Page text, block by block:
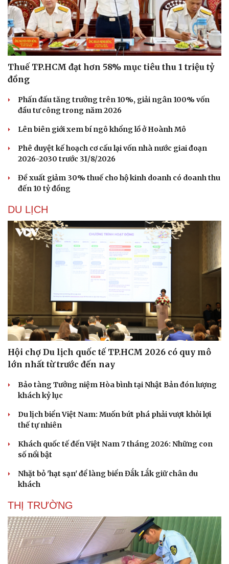
Sức khỏe
Dinh dưỡng - món ngon
Cây thuốc
Sản phụ khoa
Nhi khoa
Nam khoa
Phòng mạch online
Ăn sạch sống khỏe
Đời sống
Blog
Tình yêu - Gia đình
Thuế TP.HCM đạt hơn 58% mục tiêu thu 1 triệu tỷ
đồng
Phấn đấu tăng trưởng trên 10%, giải ngân 100% vốn
đầu tư công trong năm 2026
Lên biên giới xem bí ngô khổng lồ ở Hoành Mô
Phê duyệt kế hoạch cơ cấu lại vốn nhà nước giai đoạn
2026-2030 trước 31/8/2026
Đề xuất giảm 30% thuế cho hộ kinh doanh có doanh thu
đến 10 tỷ đồng
DU LỊCH
Hội chợ Du lịch quốc tế TP.HCM 2026 có quy mô
lớn nhất từ trước đến nay
Bảo tàng Tưởng niệm Hòa bình tại Nhật Bản đón lượng
khách kỷ lục
Du lịch biển Việt Nam: Muốn bứt phá phải vượt khỏi lợi
thế tự nhiên
Khách quốc tế đến Việt Nam 7 tháng 2026: Những con
số nổi bật
Nhặt bỏ 'hạt sạn' để làng biển Đắk Lắk giữ chân du
khách
THỊ TRƯỜNG